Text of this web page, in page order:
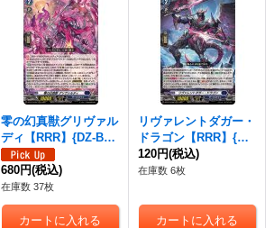
零の幻真獣グリヴァル
ディ【RRR】{DZ-BT1
4/007}《ダークステイ
ツ》
680円(税込)
在庫数 37枚
リヴァレントダガー・
ドラゴン【RRR】{DZ-
BT14/008}《ダークス
テイツ》
120円(税込)
在庫数 6枚